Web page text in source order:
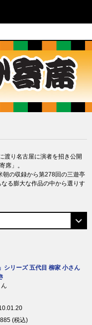
渡り名古屋に演者を招き公開
席」。
朝の収録から第278回の三遊亭
る膨大な作品の中から選りす
シリーズ 五代目 柳家 小さん
(税込)